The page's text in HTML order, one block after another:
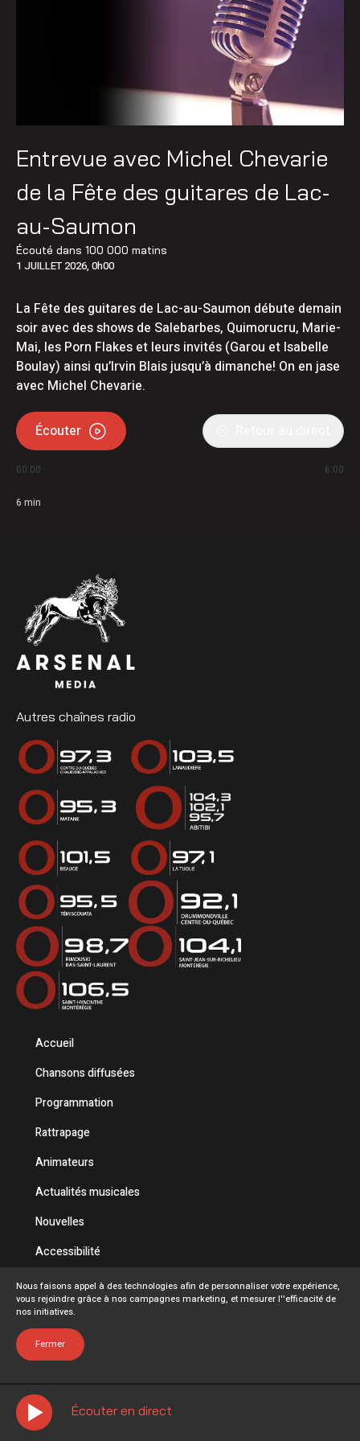
Écouter en direct
Entrevue avec Michel Chevarie
de la Fête des guitares de Lac-
au-Saumon
Écouté dans 100 000 matins
1 JUILLET 2026, 0h00
La Fête des guitares de Lac-au-Saumon débute demain
soir avec des shows de Salebarbes, Quimorucru, Marie-
Mai, les Porn Flakes et leurs invités (Garou et Isabelle
Boulay) ainsi qu’Irvin Blais jusqu’à dimanche! On en jase
avec Michel Chevarie.
Écouter
00:00 6:00
6 min
Autres chaînes radio
Accueil
Chansons diffusées
Programmation
Rattrapage
Animateurs
Actualités musicales
Nouvelles
Accessibilité
Politique de confidentialité
Conditions d'utilisation
FAQ
Nous faisons appel à des technologies afin de personnaliser votre expérience,
vous rejoindre grâce à nos campagnes marketing, et mesurer l''efficacité de
nos initiatives.
Fermer